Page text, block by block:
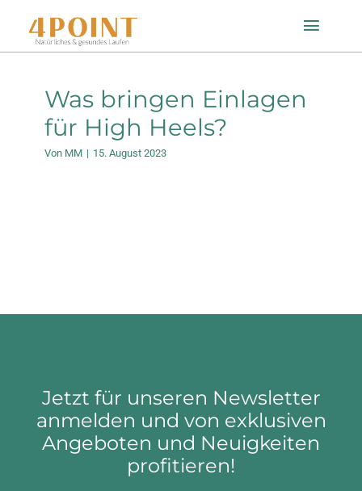
Inhalt
Toggle
Startseite
Einlagenfinder
Was bringen Einlagen
für High Heels?
Von MM | 15. August 2023
Jetzt für unseren Newsletter
anmelden und von exklusiven
Angeboten und Neuigkeiten
profitieren!